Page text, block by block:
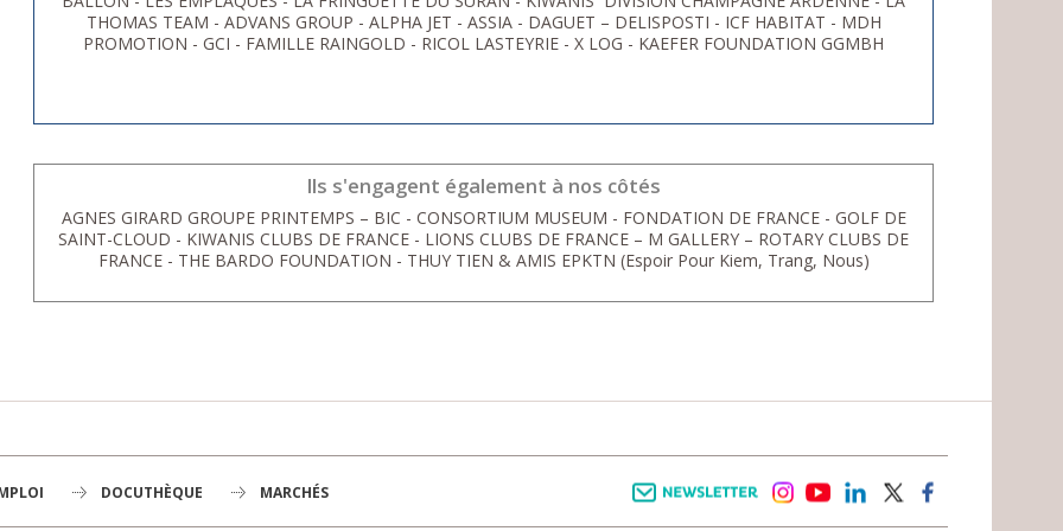
THOMAS TEAM - ADVANS GROUP - ALPHA JET - ASSIA - DAGUET – DELISPOSTI - ICF HABITAT - MDH
PROMOTION - GCI - FAMILLE RAINGOLD - RICOL LASTEYRIE - X LOG - KAEFER FOUNDATION GGMBH
Ils s'engagent également à nos côtés
AGNES GIRARD GROUPE PRINTEMPS – BIC - CONSORTIUM MUSEUM - FONDATION DE FRANCE - GOLF DE
SAINT-CLOUD - KIWANIS CLUBS DE FRANCE - LIONS CLUBS DE FRANCE – M GALLERY – ROTARY CLUBS DE
FRANCE - THE BARDO FOUNDATION - THUY TIEN & AMIS EPKTN (Espoir Pour Kiem, Trang, Nous)
DOCUTHÈQUE MARCHÉS